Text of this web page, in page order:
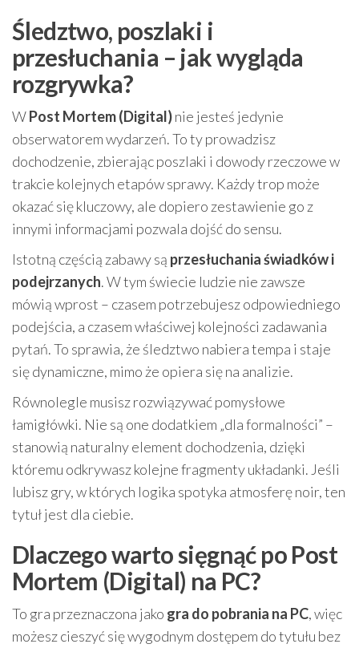
Śledztwo, poszlaki i
przesłuchania – jak wygląda
rozgrywka?
WPost Mortem (Digital)nie jesteś jedynie
obserwatorem wydarzeń. To ty prowadzisz
dochodzenie, zbierając poszlaki i dowody rzeczowe w
trakcie kolejnych etapów sprawy. Każdy trop może
okazać się kluczowy, ale dopiero zestawienie go z
innymi informacjami pozwala dojść do sensu.
Istotną częścią zabawy są przesłuchania świadków i
podejrzanych. W tym świecie ludzie nie zawsze
mówią wprost – czasem potrzebujesz odpowiedniego
podejścia, a czasem właściwej kolejności zadawania
pytań. To sprawia, że śledztwo nabiera tempa i staje
się dynamiczne, mimo że opiera się na analizie.
Równolegle musisz rozwiązywać pomysłowe
łamigłówki. Nie są one dodatkiem „dla formalności” –
stanowią naturalny element dochodzenia, dzięki
któremu odkrywasz kolejne fragmenty układanki. Jeśli
lubisz gry, w których logika spotyka atmosferę noir, ten
tytuł jest dla ciebie.
Dlaczego warto sięgnąć po Post
Mortem (Digital) na PC?
To gra przeznaczona jako gra do pobrania na PC, więc
możesz cieszyć się wygodnym dostępem do tytułu bez